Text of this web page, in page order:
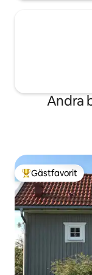
Andra
Populär
Gästfavorit